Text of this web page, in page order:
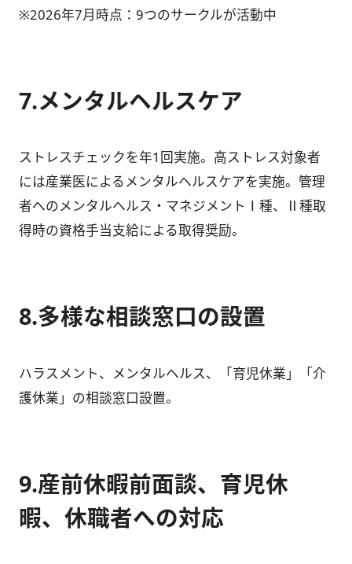
※2026年7月時点：9つのサークルが活動中
7.メンタルヘルスケア
ストレスチェックを年1回実施。高ストレス対象者
には産業医によるメンタルヘルスケアを実施。管理
者へのメンタルヘルス・マネジメントⅠ種、Ⅱ種取
得時の資格手当支給による取得奨励。
8.多様な相談窓口の設置
ハラスメント、メンタルヘルス、「育児休業」「介
護休業」の相談窓口設置。
9.産前休暇前面談、育児休
暇、休職者への対応